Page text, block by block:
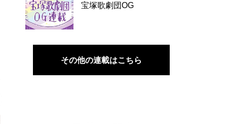
宝塚歌劇団OG
その他の連載はこちら